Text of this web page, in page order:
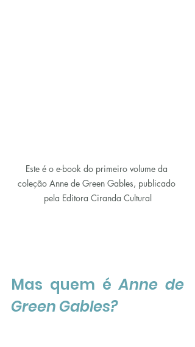
Este é o e-book do primeiro volume da
coleção Anne de Green Gables, publicado
pela Editora Ciranda Cultural
Mas quem é Anne de
Green Gables?